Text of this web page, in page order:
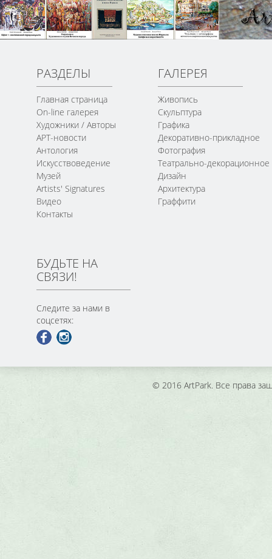
РАЗДЕЛЫ
Главная страница
On-line галерея
Художники / Авторы
АРТ-новости
Антология
Искусствоведение
Музей
Artists' Signatures
Видео
Контакты
ГАЛЕРЕЯ
Живопись
Скульптура
Графика
Декоративно-прикладное
Фотография
Театрально-декорационное
Дизайн
Архитектура
Граффити
БУДЬТЕ НА
СВЯЗИ!
Следите за нами в
соцсетях:
© 2016 ArtPark. Все права